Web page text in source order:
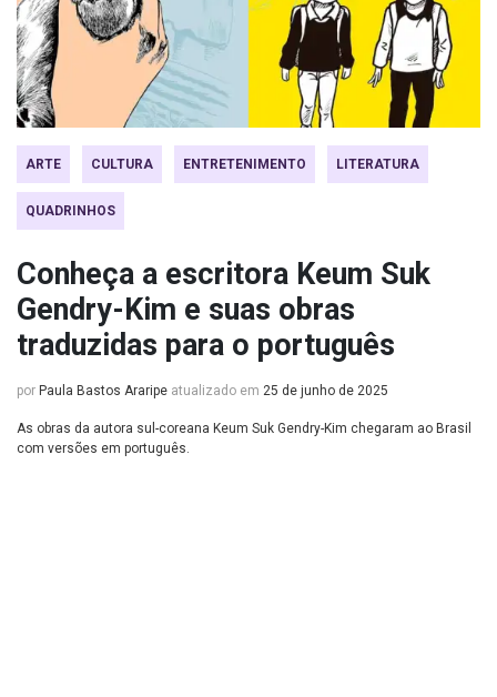
ARTE CULTURA ENTRETENIMENTO LITERATURA
QUADRINHOS
Conheça a escritora Keum Suk
Gendry-Kim e suas obras
traduzidas para o português
por Paula Bastos Araripe atualizado em 25 de junho de 2025
As obras da autora sul-coreana Keum Suk Gendry-Kim chegaram ao Brasil
com versões em português.